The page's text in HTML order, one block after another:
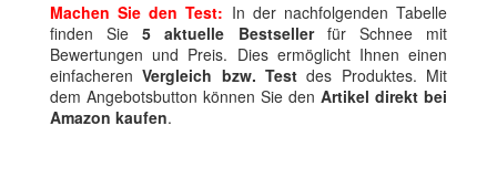
Machen Sie den Test: In der nachfolgenden Tabelle
finden Sie 5 aktuelle Bestsellerfür Schnee mit
Bewertungen und Preis. Dies ermöglicht Ihnen einen
einfacherenVergleich bzw. Test des Produktes. Mit
dem Angebotsbutton können Sie den Artikel direkt bei
Amazon kaufen.